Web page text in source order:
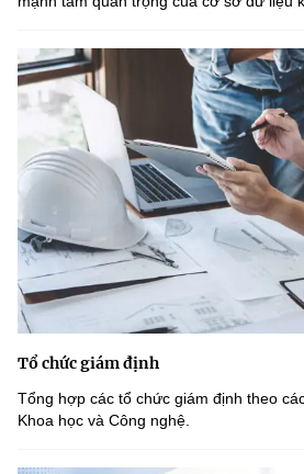
Tổ chức giám định
Tổng hợp các tổ chức giám định theo
Khoa học và Công nghệ.